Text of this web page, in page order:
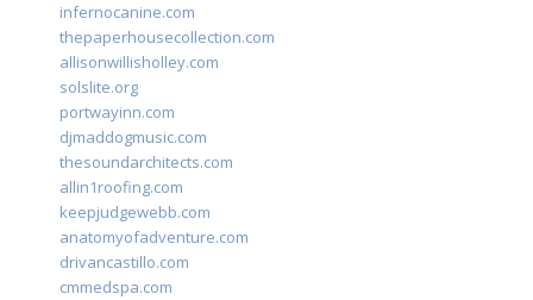
infernocanine.com
thepaperhousecollection.com
allisonwillisholley.com
solslite.org
portwayinn.com
djmaddogmusic.com
thesoundarchitects.com
allin1roofing.com
keepjudgewebb.com
anatomyofadventure.com
drivancastillo.com
cmmedspa.com